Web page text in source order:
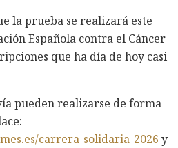
la prueba se realizará este
Española contra el Cáncer
que ha día de hoy casi
pueden realizarse de forma
carrera-solidaria-2026 y